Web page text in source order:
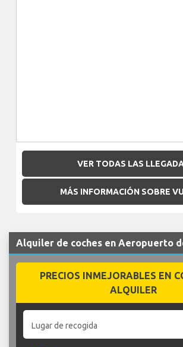
VER TODAS LAS
MÁS INFORMACIÓN SOBRE
Alquiler de coches en Aeropuerto
PRECIOS INMEJORABLES EN
ALQUILER
Lugar de recogida